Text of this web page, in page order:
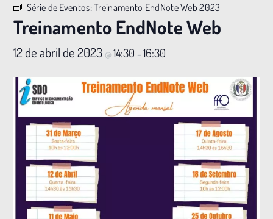
Série de Eventos:Treinamento EndNote Web 2023
Treinamento EndNote Web
12 de abril de 2023 @14:30 –16:30